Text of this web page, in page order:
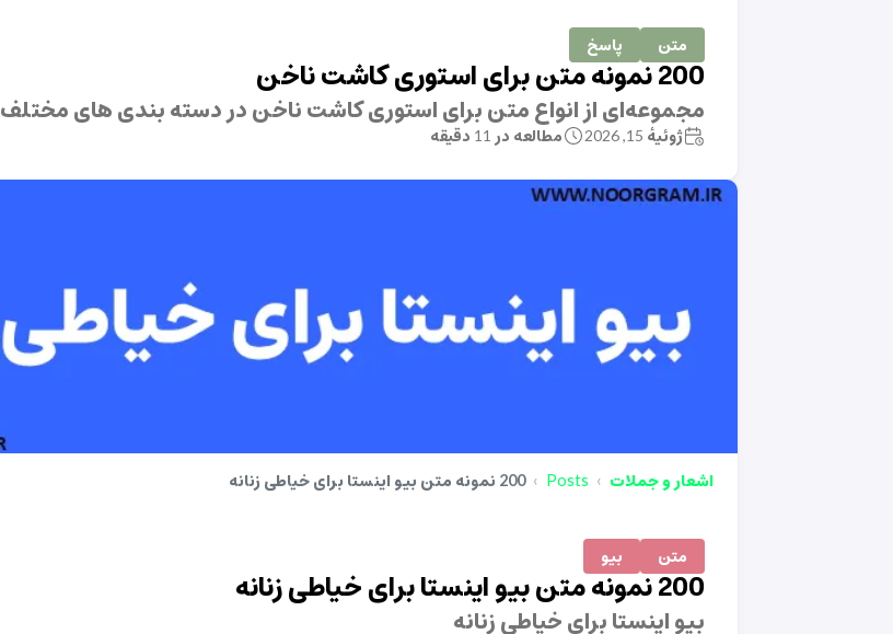
متن پاسخ
200 نمونه متن برای استوری کاشت ناخن
مجموعه‌ای از انواع متن برای استوری کاشت ناخن در دسته بندی های مختلف
ژوئیهٔ 15, 2026 مطالعه در 11 دقیقه
اشعار و جملات Posts 200 نمونه متن بیو اینستا برای خیاطی زنانه
متن بیو
200 نمونه متن بیو اینستا برای خیاطی زنانه
بیو اینستا برای خیاطی زنانه